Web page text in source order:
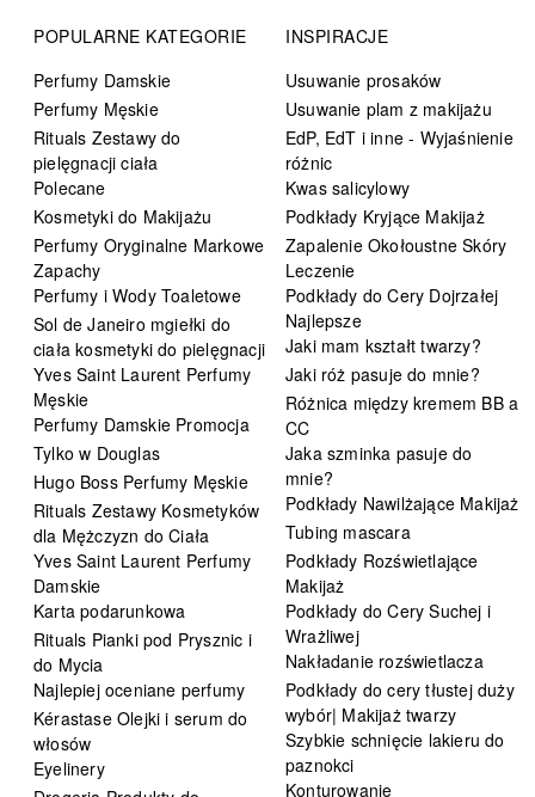
POPULARNE KATEGORIE
Perfumy Damskie
Perfumy Męskie
Rituals Zestawy do
pielęgnacji ciała
Polecane
Kosmetyki do Makijażu
Perfumy Oryginalne Markowe
Zapachy
Perfumy i Wody Toaletowe
Sol de Janeiro mgiełki do
ciała kosmetyki do pielęgnacji
Yves Saint Laurent Perfumy
Męskie
Perfumy Damskie Promocja
Tylko w Douglas
Hugo Boss Perfumy Męskie
Rituals Zestawy Kosmetyków
dla Mężczyzn do Ciała
Yves Saint Laurent Perfumy
Damskie
Karta podarunkowa
Rituals Pianki pod Prysznic i
do Mycia
Najlepiej oceniane perfumy
Kérastase Olejki i serum do
włosów
Eyelinery
INSPIRACJE
Usuwanie prosaków
Usuwanie plam z makijażu
EdP, EdT i inne - Wyjaśnienie
różnic
Kwas salicylowy
Podkłady Kryjące Makijaż
Zapalenie Okołoustne Skóry
Leczenie
Podkłady do Cery Dojrzałej
Najlepsze
Jaki mam kształt twarzy?
Jaki róż pasuje do mnie?
Różnica między kremem BB a
CC
Jaka szminka pasuje do
mnie?
Podkłady Nawilżające Makijaż
Tubing mascara
Podkłady Rozświetlające
Makijaż
Podkłady do Cery Suchej i
Wrażliwej
Nakładanie rozświetlacza
Podkłady do cery tłustej duży
wybór| Makijaż twarzy
Szybkie schnięcie lakieru do
paznokci
Konturowanie